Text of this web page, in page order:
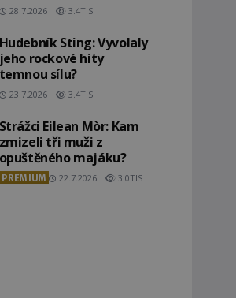
28.7.2026 3.4TIS
Hudebník Sting: Vyvolaly
jeho rockové hity
temnou sílu?
23.7.2026 3.4TIS
Strážci Eilean Mòr: Kam
zmizeli tři muži z
opuštěného majáku?
PREMIUM 22.7.2026 3.0TIS